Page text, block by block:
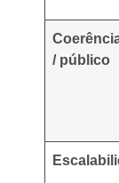
/ público